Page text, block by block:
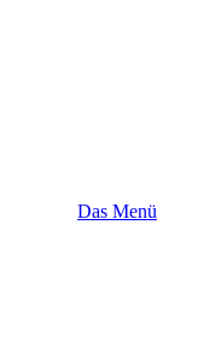
Das Menü